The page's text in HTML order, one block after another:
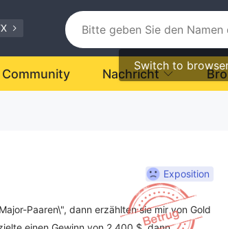
Switch to
Community Nachricht
Exposition
Paaren\", dann erzählten sie mir von Gold